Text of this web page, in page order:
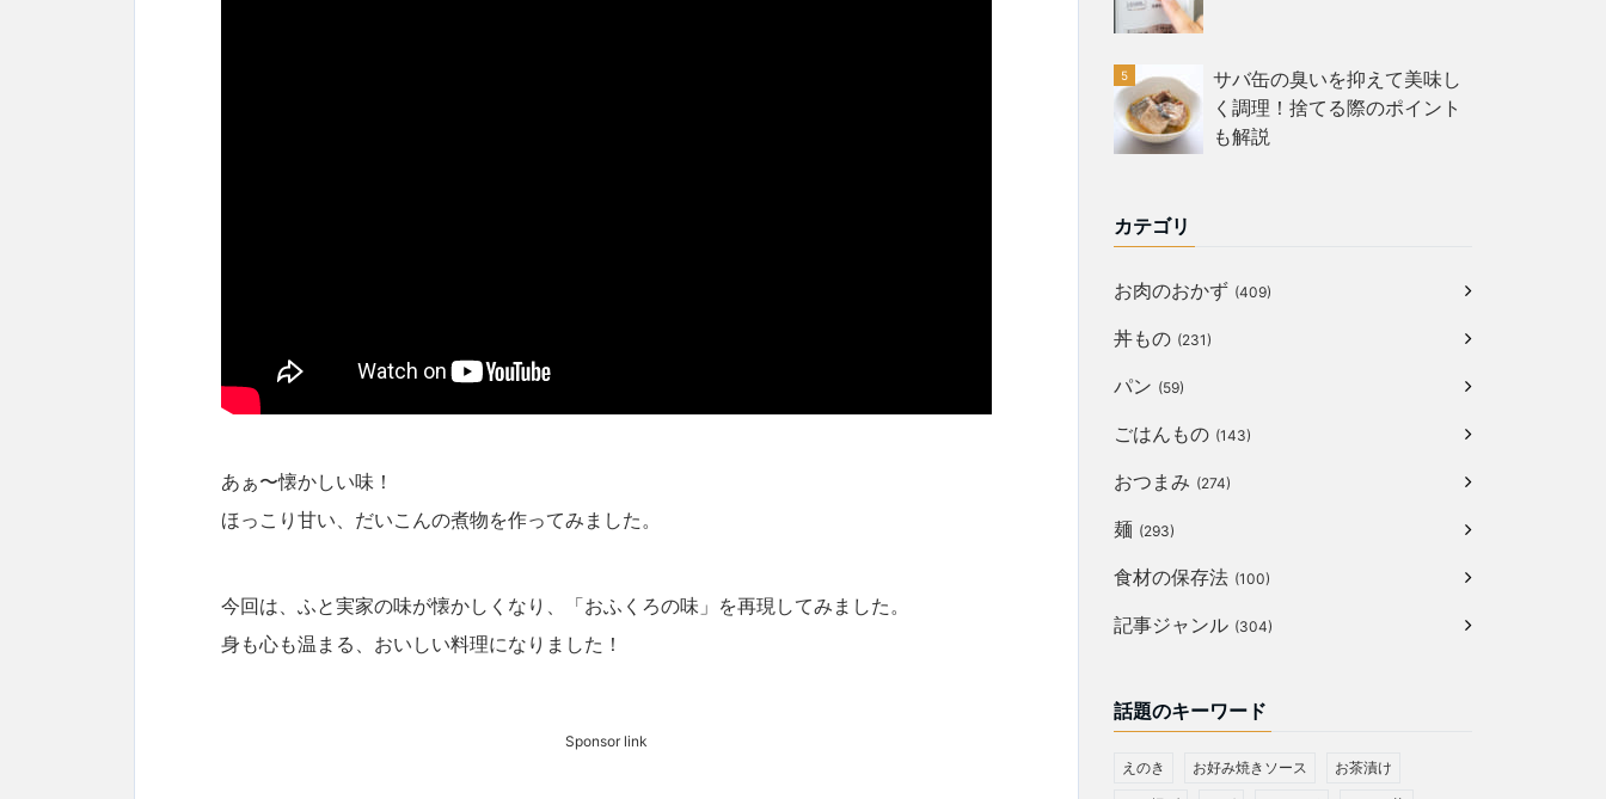
あぁ〜懐かしい味！
ほっこり甘い、だいこんの煮物を作ってみました。
今回は、ふと実家の味が懐かしくなり、「おふくろの味」を再現してみました。
身も心も温まる、おいしい料理になりました！
Sponsor link
サバ缶の臭いを抑えて美味し
く調理！捨てる際のポイント
も解説
カテゴリ
お肉のおかず (409)
丼もの (231)
パン (59)
ごはんもの (143)
おつまみ (274)
麺 (293)
食材の保存法 (100)
記事ジャンル (304)
話題のキーワード
えのき お好み焼きソース お茶漬け